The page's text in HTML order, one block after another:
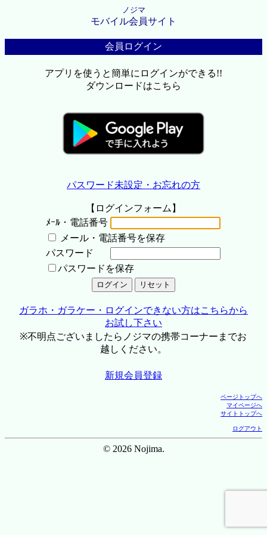
ノジマ
モバイル会員サイト
会員ログイン
アプリを使うと簡単にログインができる!!
ダウンロードはこちら
パスワード未設定・お忘れの方
【ログインフォーム】
ﾒｰﾙ・電話番号
メール・電話番号を保存
パスワード
パスワードを保存
ガラホ・ガラケー・ログインできない方はこちらから
お試し下さい
※不明点ございましたらノジマの携帯コーナーまでお
越しください。
新規会員登録
ページトップへ
マイページへ
サイトトップへ
ログアウト
© 2026 Nojima.